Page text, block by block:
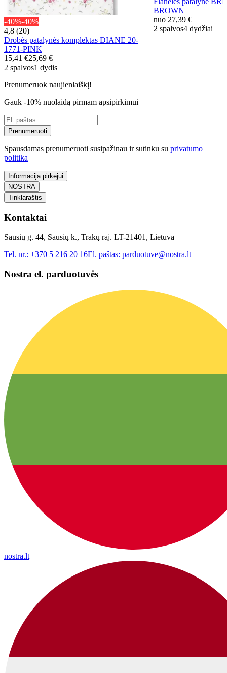
-40%-40%
4,8 (20)
Drobės patalynės komplektas DIANE 20-
1771-PINK
15,41 €25,69 €
2 spalvos1 dydis
BROWN
nuo 27,39 €
2 spalvos4 dydžiai
Prenumeruok naujienlaiškį!
Gauk -10% nuolaidą pirmam apsipirkimui
Prenumeruoti
Spausdamas prenumeruoti susipažinau ir sutinku su privatumo
politika
Informacija pirkėjui
NOSTRA
Tinklaraštis
Kontaktai
Sausių g. 44, Sausių k., Trakų raj. LT-21401, Lietuva
Tel. nr.: +370 5 216 20 16El. paštas: parduotuve@nostra.lt
Nostra el. parduotuvės
nostra.lt